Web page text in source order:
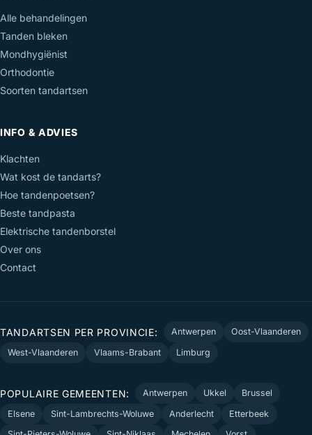
Alle behandelingen
Tanden bleken
Mondhygiënist
Orthodontie
Soorten tandartsen
INFO & ADVIES
Klachten
Wat kost de tandarts?
Hoe tandenpoetsen?
Beste tandpasta
Elektrische tandenborstel
Over ons
Contact
TANDARTSEN PER PROVINCIE: Antwerpen
Oost-Vlaanderen
West-Vlaanderen
Vlaams-Brabant Limburg
POPULAIRE GEMEENTEN: Antwerpen Ukkel
Brussel
Elsene
Sint-Lambrechts-Woluwe Anderlecht
Etterbeek